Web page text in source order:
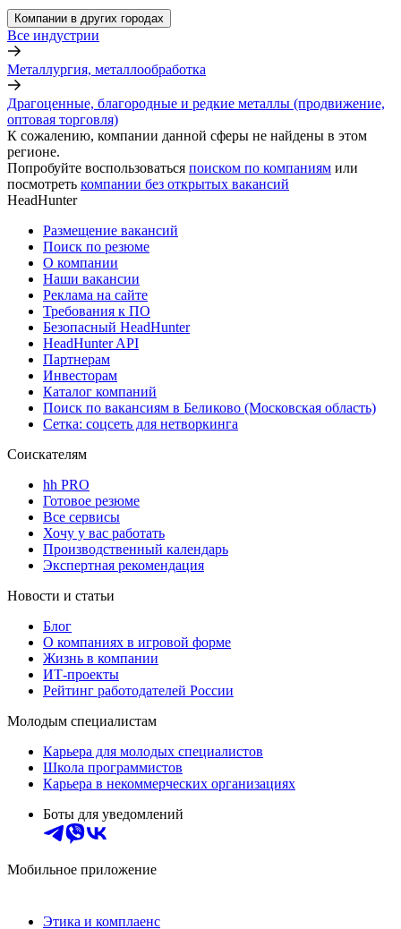
Компании в других городах
Все индустрии
Металлургия, металлообработка
Драгоценные, благородные и редкие металлы (продвижение,
оптовая торговля)
К сожалению, компании данной сферы не найдены в этом
регионе.
Попробуйте воспользоваться поиском по компаниям или
посмотреть компании без открытых вакансий
HeadHunter
Размещение вакансий
Поиск по резюме
О компании
Наши вакансии
Реклама на сайте
Требования к ПО
Безопасный HeadHunter
HeadHunter API
Партнерам
Инвесторам
Каталог компаний
Поиск по вакансиям в Беликово (Московская область)
Сетка: соцсеть для нетворкинга
Соискателям
hh PRO
Готовое резюме
Все сервисы
Хочу у вас работать
Производственный календарь
Экспертная рекомендация
Новости и статьи
Блог
О компаниях в игровой форме
Жизнь в компании
ИТ-проекты
Рейтинг работодателей России
Молодым специалистам
Карьера для молодых специалистов
Школа программистов
Карьера в некоммерческих организациях
Боты для уведомлений
Мобильное приложение
Этика и комплаенс